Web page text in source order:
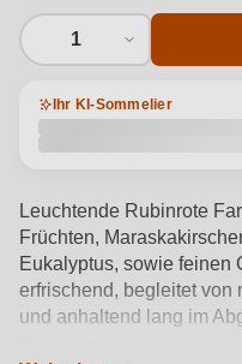
1
Ihr KI-Sommelier
Leuchtende Rubinrote
Früchten,
Eukalyptus, sowie feinen
erfrischend, begleitet von
und anhaltend lang im